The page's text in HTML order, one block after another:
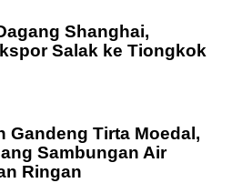
Shanghai,
Salak ke Tiongkok
Gandeng Tirta Moedal,
Sambungan Air
Ringan